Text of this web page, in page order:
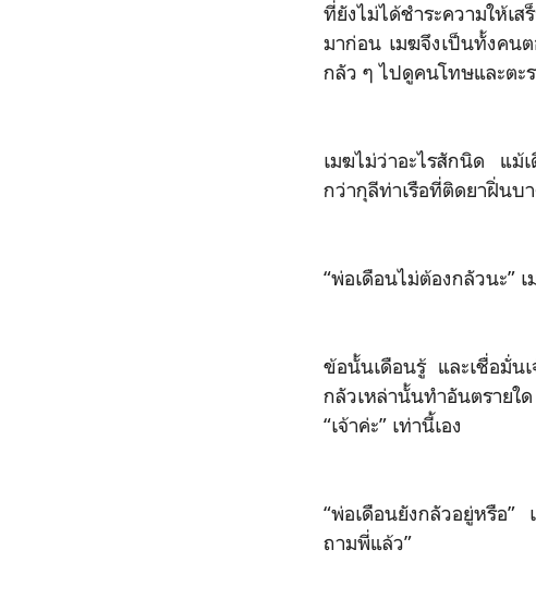
ที่ยังไม่ได้ชำระความให้เ
มาก่อน เมฆจึงเป็นทั้งคน
กลัว ๆ ไปดูคนโทษและตะ
เมฆไม่ว่าอะไรสักนิด แม้
กว่ากุลีท่าเรือที่ติดยาฝิ่นบ
“พ่อเดือนไม่ต้องกลัวนะ”
ข้อนั้นเดือนรู้ และเชื่อมั่น
กลัวเหล่านั้นทำอันตรายใ
“เจ้าค่ะ” เท่านี้เอง
“พ่อเดือนยังกลัวอยู่หรือ”
ถามพี่แล้ว”